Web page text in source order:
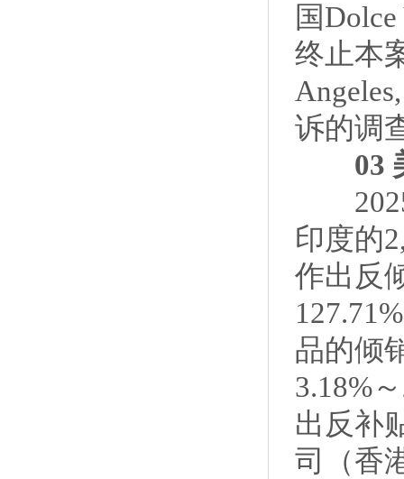
国
终止本
诉的调
03 美
2025
印度的
作出反
品的倾
3.18%
出反补
司（香